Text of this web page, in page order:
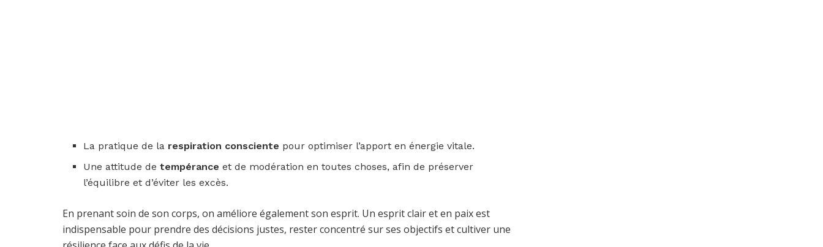
La pratique de la respiration consciente pour optimiser l’apport en énergie vitale.
Une attitude detempérance et de modération en toutes choses, afin de préserver
l’équilibre et d’éviter les excès.
En prenant soin de son corps, on améliore également son esprit. Un esprit clair et en paix est
indispensable pour prendre des décisions justes, rester concentré sur ses objectifs et cultiver une